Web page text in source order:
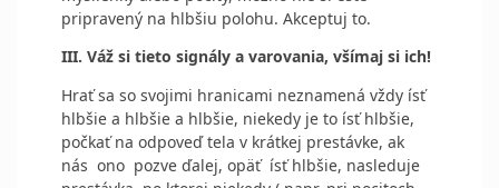
pripravený na hlbšiu polohu. Akceptuj to.
III. Váž si tieto signály a varovania, všímaj si ich!
Hrať sa so svojimi hranicami neznamená vždy ísť
hlbšie a hlbšie a hlbšie, niekedy je to ísť hlbšie,
počkať na odpoveď tela v krátkej prestávke, ak
nás ono pozve ďalej, opäť ísť hlbšie, nasleduje